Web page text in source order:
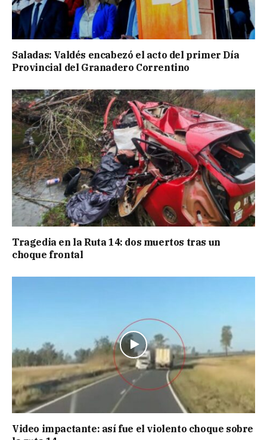
Saladas: Valdés encabezó el acto del primer Día
Provincial del Granadero Correntino
Tragedia en la Ruta 14: dos muertos tras un
choque frontal
Video impactante: así fue el violento choque sobre